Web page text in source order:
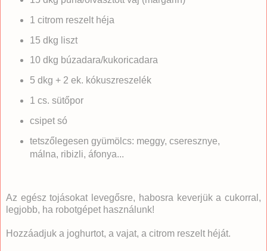
1 citrom reszelt héja
15 dkg liszt
10 dkg búzadara/kukoricadara
5 dkg + 2 ek. kókuszreszelék
1 cs. sütőpor
csipet só
tetszőlegesen gyümölcs: meggy, cseresznye,
málna, ribizli, áfonya...
Az egész tojásokat levegősre, habosra keverjük a cukorral,
legjobb, ha robotgépet használunk!
Hozzáadjuk a joghurtot, a vajat, a citrom reszelt héját.